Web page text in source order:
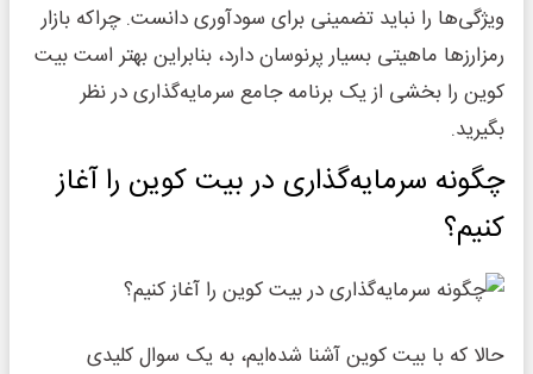
ویژگی‌ها را نباید تضمینی برای سودآوری دانست. چراکه بازار
رمزارزها ماهیتی بسیار پرنوسان دارد، بنابراین بهتر است بیت
کوین را بخشی از یک برنامه جامع سرمایه‌گذاری در نظر
بگیرید.
چگونه سرمایه‌گذاری در بیت کوین را آغاز
کنیم؟
حالا که با بیت کوین آشنا شده‌ایم، به یک سوال کلیدی